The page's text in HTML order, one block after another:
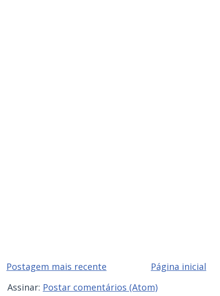
Postagem mais recente
Página inicial
Assinar: Postar comentários (Atom)